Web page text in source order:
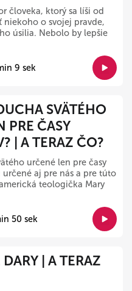
človeka, ktorý sa líši od
niekoho o svojej pravde,
úsilia. Nebolo by lepšie
9 sek
SVÄTÉHO
PRE ČASY
| A TERAZ ČO?
určené len pre časy
aj pre nás a pre túto
teologička Mary
50 sek
| A TERAZ